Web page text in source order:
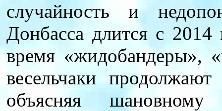
случайность и
Донбасса длится с
время «жидобандеры»,
весельчаки
объясняя